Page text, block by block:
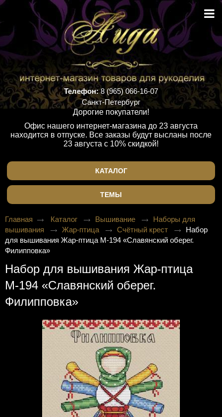
Телефон:8 (965) 066-16-07
Санкт-Петербург
Дорогие покупатели!
Офис нашего интернет-магазина до 23 августа
находится в отпуске. Все заказы будут высланы после
23 августа с 10% скидкой!
КАТАЛОГ
ТЕМЫ
Главная Каталог Вышивание
Наборы для
вышивания
Жар-птица Счётный крест
Набор
для вышивания Жар-птица М-194 «Славянский оберег.
Филипповка»
Набор для вышивания Жар-птица
М-194 «Славянский оберег.
Филипповка»